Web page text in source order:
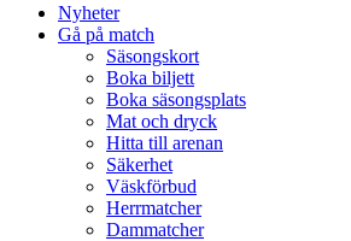
Nyheter
Gå på match
Säsongskort
Boka biljett
Boka säsongsplats
Mat och dryck
Hitta till arenan
Säkerhet
Väskförbud
Herrmatcher
Dammatcher